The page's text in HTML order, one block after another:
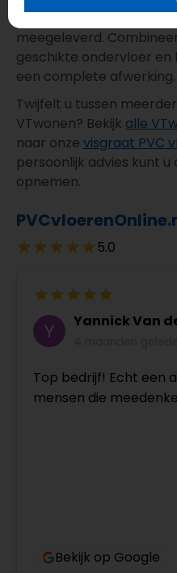
voldoende afname het
meegeleverd.
geschikte ondervloer en
een complete afwerking.
Twijfelt u tussen
VTwonen? Bekijk alle
naar onze visgraat PVC
persoonlijk advies kunt
opnemen.
5.0
Yannick Van
Top bedrijf! Echt een
mensen die
Bekijk op Google